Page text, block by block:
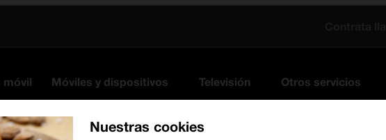
móvil Móviles y dispositivos Televisión Otros servicios
Nuestras cookies